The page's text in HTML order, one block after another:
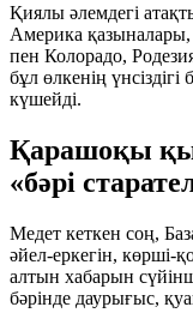
Қиялы әлемдегі
Америка
пен Колорадо,
бұл өлкенің
күшейді.
Қарашоқы
«бәрі
Медет кеткен соң,
әйел-еркегін, көрші-
алтын хабарын
бәрінде даурығыс,